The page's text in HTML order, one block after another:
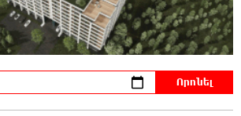
Արաբիան, Թուրքիան և
համատեղ պաշտպանության
են կնքել. Արտակ Զաքարյան